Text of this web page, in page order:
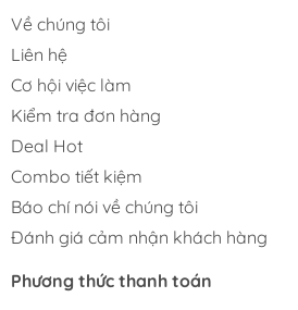
Về chúng tôi
Liên hệ
Cơ hội việc làm
Kiểm tra đơn hàng
Deal Hot
Combo tiết kiệm
Báo chí nói về chúng tôi
Đánh giá cảm nhận khách hàng
Phương thức thanh toán